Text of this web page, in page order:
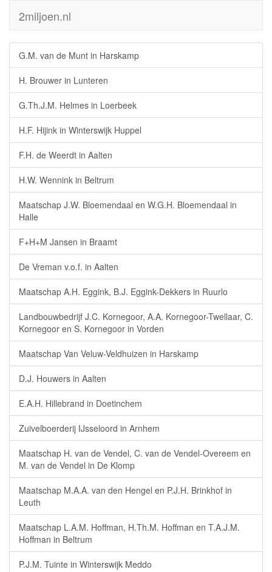
2miljoen.nl
G.M. van de Munt in Harskamp
H. Brouwer in Lunteren
G.Th.J.M. Helmes in Loerbeek
H.F. Hijink in Winterswijk Huppel
F.H. de Weerdt in Aalten
H.W. Wennink in Beltrum
Maatschap J.W. Bloemendaal en W.G.H. Bloemendaal in
Halle
F+H+M Jansen in Braamt
De Vreman v.o.f. in Aalten
Maatschap A.H. Eggink, B.J. Eggink-Dekkers in Ruurlo
Landbouwbedrijf J.C. Kornegoor, A.A. Kornegoor-Twellaar, C.
Kornegoor en S. Kornegoor in Vorden
Maatschap Van Veluw-Veldhuizen in Harskamp
D.J. Houwers in Aalten
E.A.H. Hillebrand in Doetinchem
Zuivelboerderij IJsseloord in Arnhem
Maatschap H. van de Vendel, C. van de Vendel-Overeem en
M. van de Vendel in De Klomp
Maatschap M.A.A. van den Hengel en P.J.H. Brinkhof in
Leuth
Maatschap L.A.M. Hoffman, H.Th.M. Hoffman en T.A.J.M.
Hoffman in Beltrum
P.J.M. Tuinte in Winterswijk Meddo